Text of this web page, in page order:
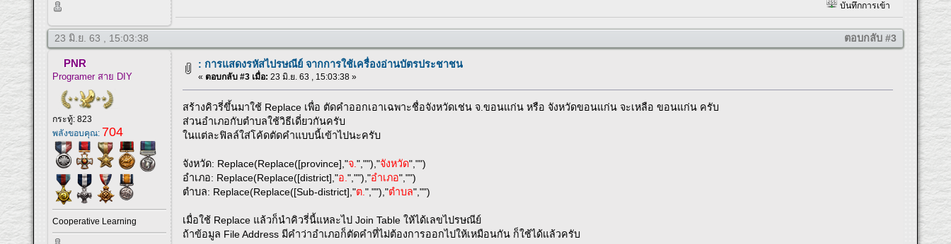
บันทึกการเข้า
23 มิ.ย. 63 , 15:03:38 ตอบกลับ #3
PNR
Programer สาย DIY
กระทู้: 823
พลังขอบคุณ: 704
Cooperative Learning
: การแสดงรหัสไปรษณีย์ จากการใช้เครื่องอ่านบัตรประชาชน
« ตอบกลับ #3 เมื่อ: 23 มิ.ย. 63 , 15:03:38 »
สร้างคิวรี่ขึ้นมาใช้ Replace เพื่อ ตัดคำออกเอาเฉพาะชื่อจังหวัดเช่น จ.ขอนแก่น หรือ จังหวัดขอนแก่น จะเหลือ ขอนแก่น ครับ
ส่วนอำเภอกับตำบลใช้วิธีเดี่ยวกันครับ
ในแต่ละฟิลล์ใส่โค้ดตัดคำแบบนี้เข้าไปนะครับ
จังหวัด: Replace(Replace([province],"จ.",""),"จังหวัด","")
อำเภอ: Replace(Replace([district],"อ.",""),"อำเภอ","")
ตำบล: Replace(Replace([Sub-district],"ต.",""),"ตำบล","")
เมื่อใช้ Replace แล้วก็นำคิวรี่นี้แหละไป Join Table ให้ได้เลขไปรษณีย์
ถ้าข้อมูล File Address มีคำว่าอำเภอก็ตัดคำที่ไม่ต้องการออกไปให้เหมือนกัน ก็ใช้ได้แล้วครับ